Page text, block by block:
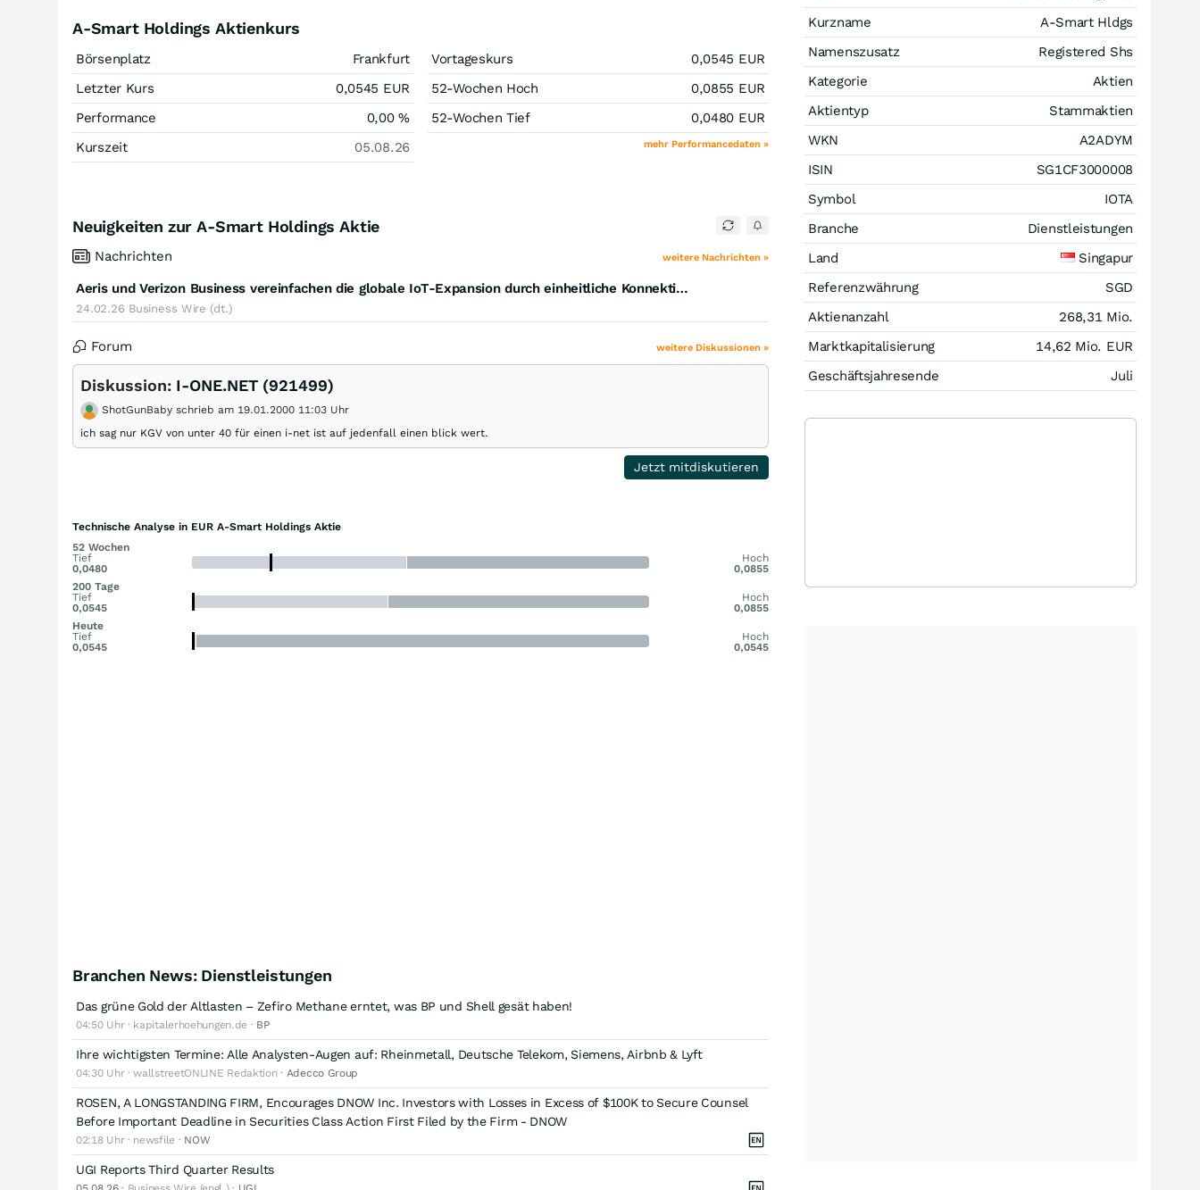
A-Smart Holdings Aktienkurs
Börsenplatz
Frankfurt
Letzter Kurs
0,0545 EUR
Performance
0,00%
Kurszeit
05.08.26
Vortageskurs 0,0545 EUR
52-Wochen Hoch
0,0855 EUR
52-Wochen Tief
0,0480 EUR
mehr Performancedaten »
Neuigkeiten zur A-Smart Holdings Aktie
Nachrichten weitere Nachrichten »
Aeris und Verizon Business vereinfachen die globale IoT-Expansion durch einheitliche Konnektivität und Orchestrierung
24.02.26 Business Wire (dt.)
Forum weitere Diskussionen »
Diskussion: I-ONE.NET (921499)
ShotGunBaby schrieb am 19.01.2000 11:03 Uhr
ich sag nur KGV von unter 40 für einen i-net ist auf jedenfall einen blick wert.
Jetzt mitdiskutieren
Technische Analyse in EUR A-Smart Holdings Aktie
52 Wochen
Tief
0,0480
Hoch
0,0855
200 Tage
Tief
0,0545
Hoch
0,0855
Heute
Tief
0,0545
Hoch
0,0545
Branchen News: Dienstleistungen
Das grüne Gold der Altlasten – Zefiro Methane erntet, was BP und Shell gesät haben!
04:50 Uhr · kapitalerhoehungen.de · BP
Ihre wichtigsten Termine: Alle Analysten-Augen auf: Rheinmetall, Deutsche Telekom, Siemens, Airbnb & Lyft
04:30 Uhr · wallstreetONLINE Redaktion · Adecco Group
ROSEN, A LONGSTANDING FIRM, Encourages DNOW Inc. Investors with Losses in Excess of $100K to Secure Counsel
Before Important Deadline in Securities Class Action First Filed by the Firm - DNOW
02:18 Uhr · newsfile · NOW
UGI Reports Third Quarter Results
Kurzname
A-Smart Hldgs
Namenszusatz
Registered Shs
Kategorie
Aktien
Aktientyp
Stammaktien
WKN
A2ADYM
ISIN
SG1CF3000008
Symbol
IOTA
Branche
Dienstleistungen
Land
Singapur
Referenzwährung
SGD
Aktienanzahl
268,31 Mio.
Marktkapitalisierung
14,62 Mio. EUR
Geschäftsjahresende
Juli